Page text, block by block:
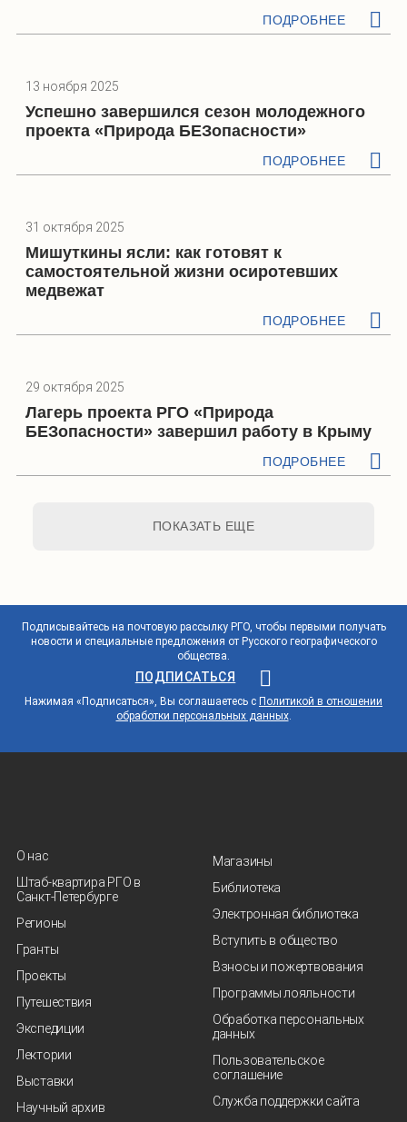
ПОДРОБНЕЕ
13 ноября 2025
Успешно завершился сезон молодежного
проекта «Природа БЕЗопасности»
ПОДРОБНЕЕ
31 октября 2025
Мишуткины ясли: как готовят к
самостоятельной жизни осиротевших
медвежат
ПОДРОБНЕЕ
29 октября 2025
Лагерь проекта РГО «Природа
БЕЗопасности» завершил работу в Крыму
ПОДРОБНЕЕ
ПОКАЗАТЬ ЕЩЕ
Подписывайтесь на почтовую рассылку РГО, чтобы первыми получать
новости и специальные предложения от Русского географического
общества.
ПОДПИСАТЬСЯ
Нажимая «Подписаться», Вы соглашаетесь с Политикой в отношении
обработки персональных данных.
О нас
Штаб-квартира РГО в
Санкт‑Петербурге
Регионы
Гранты
Проекты
Путешествия
Экспедиции
Лектории
Выставки
Научный архив
Магазины
Библиотека
Электронная библиотека
Вступить в общество
Взносы и пожертвования
Программы лояльности
Обработка персональных
данных
Пользовательское
соглашение
Служба поддержки сайта